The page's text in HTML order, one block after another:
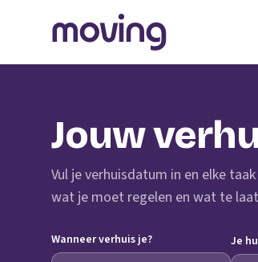
Jouw
Vul je verhuisdatum in en elke
wat je moet regelen en wat te
Wanneer verhuis je? Je